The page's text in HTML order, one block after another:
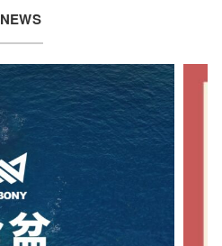
NEWS